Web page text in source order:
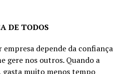
DE TODOS
empresa depende da confiança
gere nos outros. Quando a
gasta muito menos tempo